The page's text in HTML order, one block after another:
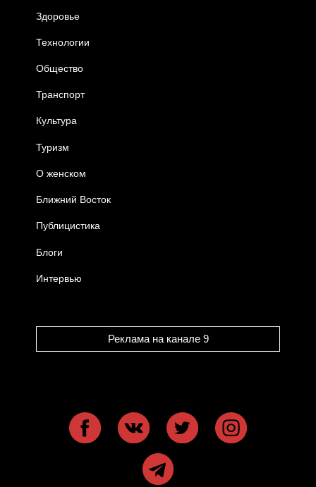
Здоровье
Технологии
Общество
Транспорт
Культура
Туризм
О женском
Ближний Восток
Публицистика
Блоги
Интервью
Реклама на канале 9